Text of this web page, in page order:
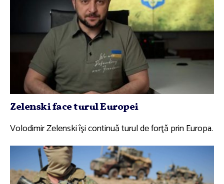
Zelenski face turul Europei
Volodimir Zelenski îşi continuă turul de forţă prin Europa.